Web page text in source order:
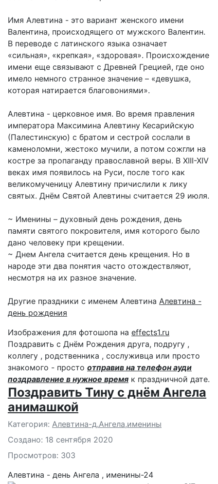
Имя Алевтина - это вариант женского имени
Валентина, происходящего от мужского Валентин.
В переводе с латинского языка означает
«сильная», «крепкая», «здоровая». Происхождение
имени еще связывают с Древней Грецией, где оно
имело немного странное значение – «девушка,
которая натирается благовониями».
Алевтина - церковное имя. Во время правления
императора Максимина Алевтину Кесарийскую
(Палестинскую) с братом и сестрой сослали в
каменоломни, жестоко мучили, а потом сожгли на
костре за пропаганду православной веры. В XIII-XIV
веках имя появилось на Руси, после того как
великомученицу Алевтину причислили к лику
святых. Днём Святой Алевтины считается 29 июля.
~ Именины – духовный день рождения, день
памяти святого покровителя, имя которого было
дано человеку при крещении.
~ Днем Ангела считается день крещения. Но в
народе эти два понятия часто отождествляют,
несмотря на их разное значение.
Другие праздники с именем Алевтина Алевтина -
день рождения
Изображения для фотошопа на effects1.ru
Поздравить с Днём Рождения друга, подругу ,
коллегу , родственника , сослуживца или просто
знакомого - просто отправив на телефон ауди
поздравление в нужное время к праздничной дате.
Поздравить Тину с днём Ангела
анимашкой
Подробности
Категория: Алевтина-д.Ангела,именины
Создано: 18 сентября 2020
Просмотров: 303
Алевтина - день Ангела , именины-24